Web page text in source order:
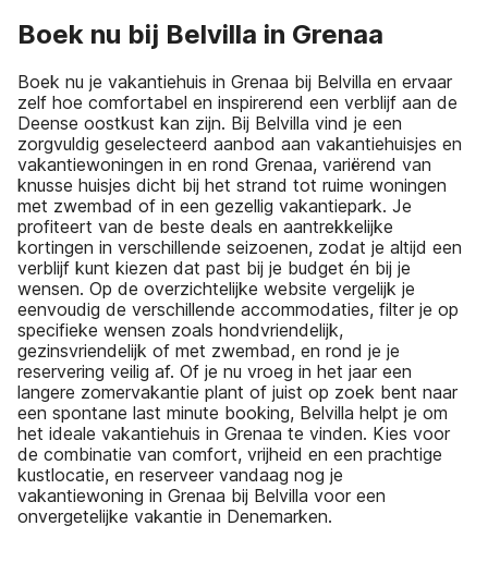
Boek nu bij Belvilla in Grenaa
Boek nu je vakantiehuis in Grenaa bij Belvilla en ervaar
zelf hoe comfortabel en inspirerend een verblijf aan de
Deense oostkust kan zijn. Bij Belvilla vind je een
zorgvuldig geselecteerd aanbod aan vakantiehuisjes en
vakantiewoningen in en rond Grenaa, variërend van
knusse huisjes dicht bij het strand tot ruime woningen
met zwembad of in een gezellig vakantiepark. Je
profiteert van de beste deals en aantrekkelijke
kortingen in verschillende seizoenen, zodat je altijd een
verblijf kunt kiezen dat past bij je budget én bij je
wensen. Op de overzichtelijke website vergelijk je
eenvoudig de verschillende accommodaties, filter je op
specifieke wensen zoals hondvriendelijk,
gezinsvriendelijk of met zwembad, en rond je je
reservering veilig af. Of je nu vroeg in het jaar een
langere zomervakantie plant of juist op zoek bent naar
een spontane last minute booking, Belvilla helpt je om
het ideale vakantiehuis in Grenaa te vinden. Kies voor
de combinatie van comfort, vrijheid en een prachtige
kustlocatie, en reserveer vandaag nog je
vakantiewoning in Grenaa bij Belvilla voor een
onvergetelijke vakantie in Denemarken.